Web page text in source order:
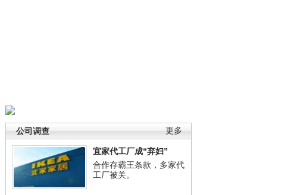
更多
公司调查
宜家代工厂成“弃妇”
合作存霸王条款，多家代
工厂被关。